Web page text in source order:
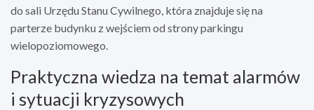
do sali Urzędu Stanu Cywilnego, która znajduje się na
parterze budynku z wejściem od strony parkingu
wielopoziomowego.
Praktyczna wiedza na temat alarmów
i sytuacji kryzysowych